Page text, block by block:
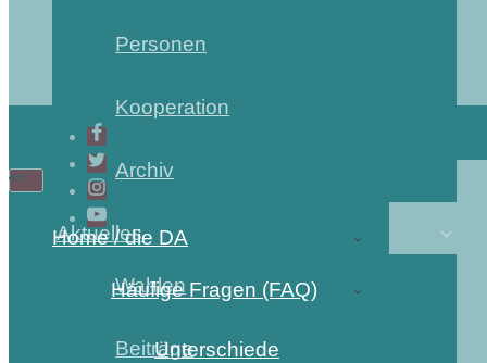
Personen
Kooperation
Archiv
Aktuelles
Wahlen
Beiträge
Home / die DA
Häufige Fragen (FAQ)
Unterschiede